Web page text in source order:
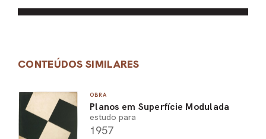
CONTEÚDOS SIMILARES
OBRA
Planos em Superfície Modulada
estudo para
1957